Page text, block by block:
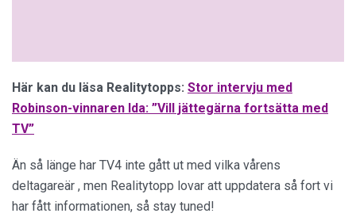
Här kan du läsa Realitytopps: Stor intervju med
Robinson-vinnaren Ida: ”Vill jättegärna fortsätta med
TV”
Än så länge har TV4 inte gått ut med vilka vårens
deltagareär , men Realitytopp lovar att uppdatera så fort vi
har fått informationen, så stay tuned!